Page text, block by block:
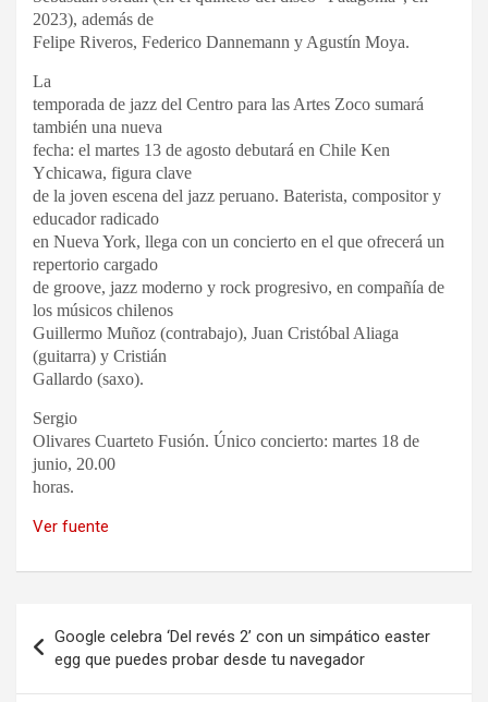
2023), además de
Felipe Riveros, Federico Dannemann y Agustín Moya.
La
temporada de jazz del Centro para las Artes Zoco sumará
también una nueva
fecha: el martes 13 de agosto debutará en Chile Ken
Ychicawa, figura clave
de la joven escena del jazz peruano. Baterista, compositor y
educador radicado
en Nueva York, llega con un concierto en el que ofrecerá un
repertorio cargado
de groove, jazz moderno y rock progresivo, en compañía de
los músicos chilenos
Guillermo Muñoz (contrabajo), Juan Cristóbal Aliaga
(guitarra) y Cristián
Gallardo (saxo).
Sergio
Olivares Cuarteto Fusión. Único concierto: martes 18 de
junio, 20.00
horas.
Ver fuente
de
entradas
Google celebra ‘Del revés 2’ con un simpático easter
egg que puedes probar desde tu navegador